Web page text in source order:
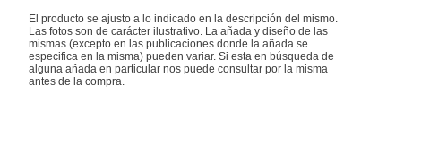
El producto se ajusto a lo indicado en la descripción del mismo.
Las fotos son de carácter ilustrativo. La añada y diseño de las
mismas (excepto en las publicaciones donde la añada se
especifica en la misma) pueden variar. Si esta en búsqueda de
alguna añada en particular nos puede consultar por la misma
antes de la compra.